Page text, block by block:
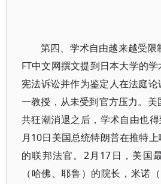
第四、学术自由越来越受限
FT中文网撰文提到日本大学的
宪法诉讼并作为鉴定人在法庭
一教授，从未受到官方压力。美
共狂潮消退之后，学术自由也
月10日美国总统特朗普在推特
的联邦法官。2月17日，美国
（哈佛、耶鲁）的院长，米诺